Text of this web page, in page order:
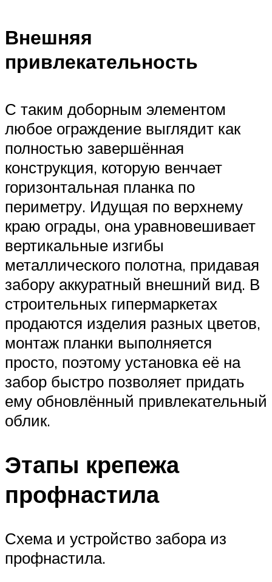
Внешняя
привлекательность
С таким доборным элементом
любое ограждение выглядит как
полностью завершённая
конструкция, которую венчает
горизонтальная планка по
периметру. Идущая по верхнему
краю ограды, она уравновешивает
вертикальные изгибы
металлического полотна, придавая
забору аккуратный внешний вид. В
строительных гипермаркетах
продаются изделия разных цветов,
монтаж планки выполняется
просто, поэтому установка её на
забор быстро позволяет придать
ему обновлённый привлекательный
облик.
Этапы крепежа
профнастила
Схема и устройство забора из
профнастила.